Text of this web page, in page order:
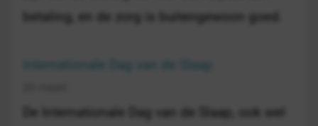
betaling, en de zorg is buitengewoon goed.
Internationale Dag van de Slaap
De Internationale Dag van de Slaap, ook wel